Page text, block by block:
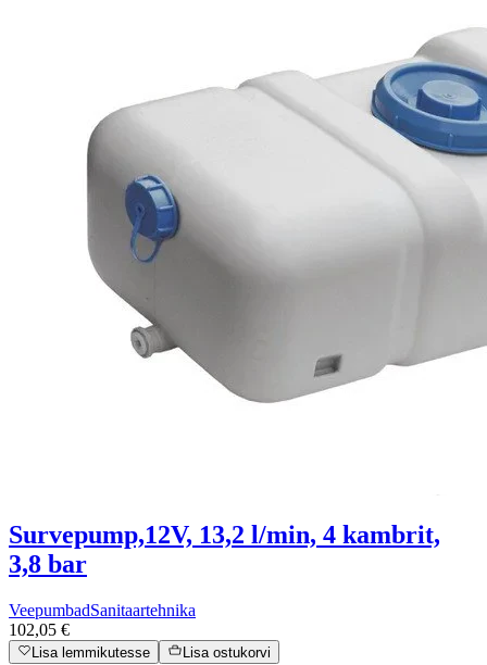
Survepump,12V, 13,2 l/min, 4 kambrit,
3,8 bar
VeepumbadSanitaartehnika
102,05 €
Lisa lemmikutesse Lisa ostukorvi